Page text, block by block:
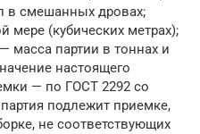
в смешанных дровах;
мере (кубических метрах);
масса партии в тоннах и
настоящего
— по ГОСТ 2292 со
подлежит приемке,
не соответствующих